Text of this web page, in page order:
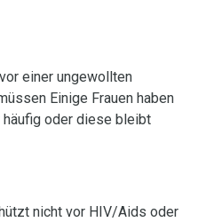
einer ungewollten
Einige Frauen haben
oder diese bleibt
nicht vor HIV/Aids oder